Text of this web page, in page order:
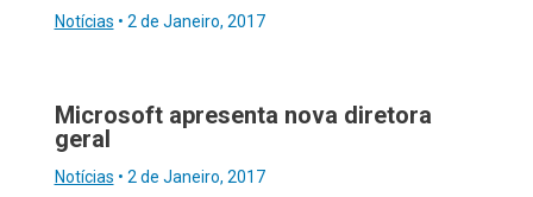
Notícias • 2 de Janeiro, 2017
Microsoft apresenta nova diretora
geral
Notícias • 2 de Janeiro, 2017